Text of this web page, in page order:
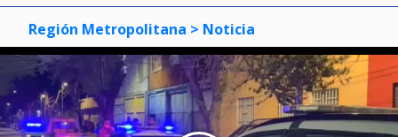
Región Metropolitana > Noticia